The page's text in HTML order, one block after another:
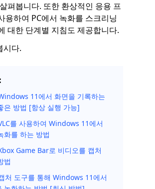
펴봅니다. 또한 환상적인 응용 프
용하여 PC에서 녹화를 스크리닝
대한 단계별 지침도 제공합니다.
시다.
11에서 화면을 기록하는
은 방법 [항상 실행 가능]
를 사용하여 Windows 11에서
화를 하는 방법
Game Bar로 비디오를 캡처
법
처 도구를 통해 Windows 11에서